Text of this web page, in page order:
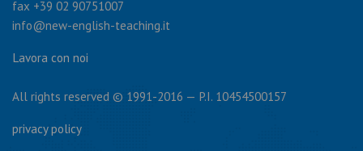
fax +39 02 90751007
info@new-english-teaching.it
Lavora con noi
All rights reserved © 1991-2016 — P.I. 10454500157
privacy policy